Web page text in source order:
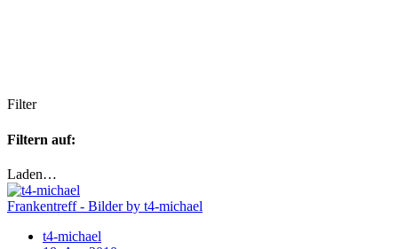
Filter
Filtern auf:
Laden…
Frankentreff - Bilder by t4-michael
t4-michael